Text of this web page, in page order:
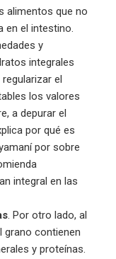
alimentos que no
en el intestino.
y
integrales
el
los valores
a depurar el
por qué es
por sobre
integral en las
. Por otro lado, al
grano contienen
y proteínas.